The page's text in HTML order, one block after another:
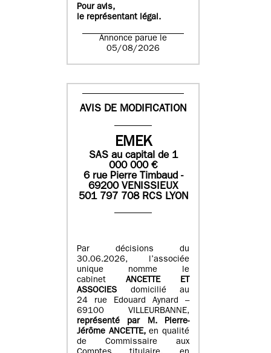
Pour avis,
le représentant légal.
Annonce parue le
05/08/2026
AVIS DE MODIFICATION
EMEK
SASau capital de 1
000 000€
6 rue Pierre Timbaud -
69200 VENISSIEUX
501 797 708 RCS LYON
Par décisions du
30.06.2026, l’associée
unique nomme le
cabinet ANCETTE ET
ASSOCIES
domicilié au
24 rue Edouard Aynard –
69100 VILLEURBANNE,
représenté par M.Pierre-
Jérôme ANCETTE, en qualité
de Commissaire aux